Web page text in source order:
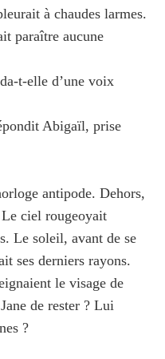
à chaudes larmes.
paraître aucune
d’une voix
Abigaïl, prise
antipode. Dehors,
ciel rougeoyait
Le soleil, avant de se
ses derniers rayons.
le visage de
de rester ? Lui
?